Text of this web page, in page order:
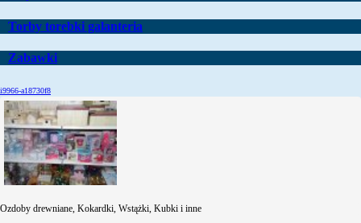
Torby torebki galanteria
Zabawki
i9966-a18730f8
Ozdoby drewniane, Kokardki, Wstążki, Kubki i inne